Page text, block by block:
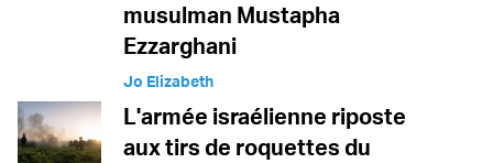
musulman Mustapha
Ezzarghani
Jo Elizabeth
L'armée israélienne riposte
aux tirs de roquettes du